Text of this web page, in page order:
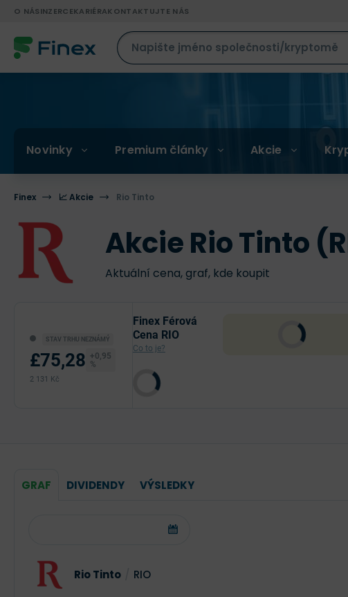
O NÁSINZERCEKARIÉRAKONTAKTUJTE NÁS
Novinky Premium články Akcie
Finex 📈 Akcie Rio Tinto
Akcie Rio Tinto
Aktuální cena, graf, kde koupit
STAV TRHU NEZNÁMÝ
£75,28 +0,95
%
2 131 Kč
Finex Férová
Cena RIO
Co to je?
GRAF DIVIDENDY VÝSLEDKY
Rio Tinto RIO